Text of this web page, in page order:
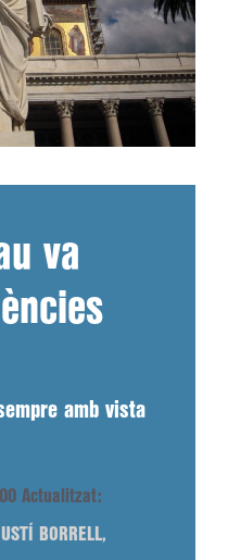
va
amb vista
Actualitzat:
BORRELL,